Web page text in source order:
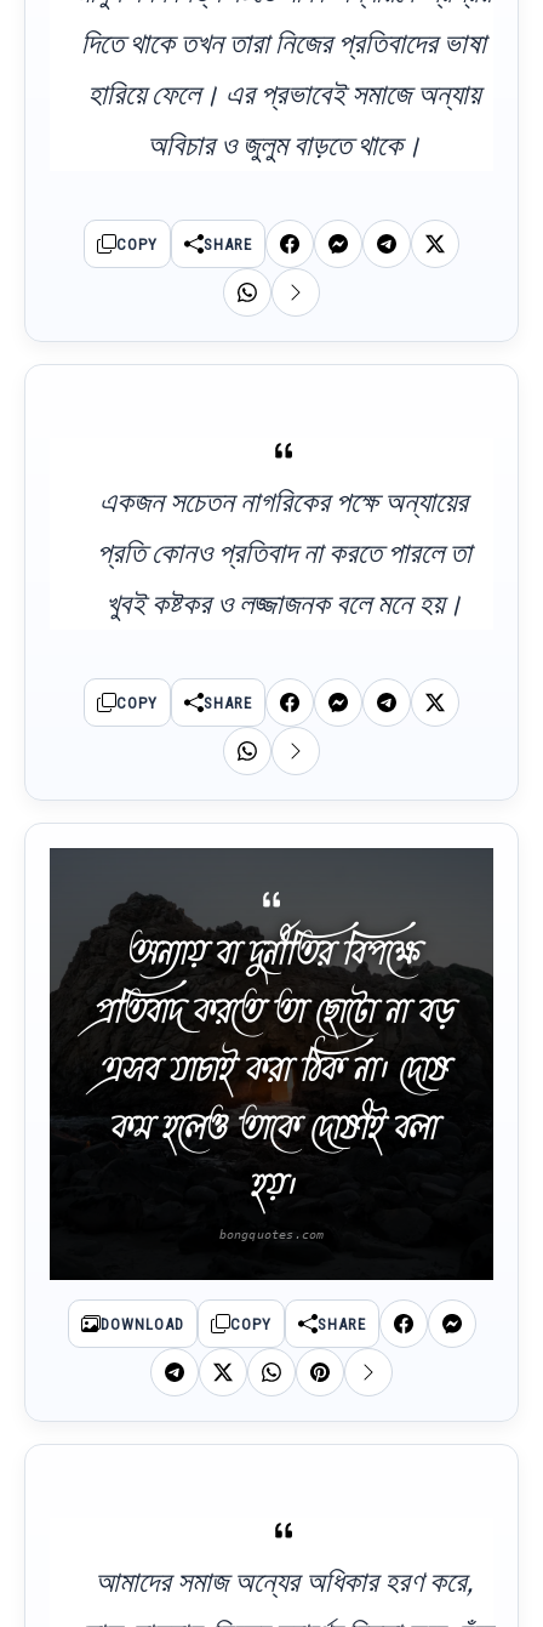
দিতে থাকে তখন তারা নিজের প্রতিবাদের ভাষা
হারিয়ে ফেলে। এর প্রভাবেই সমাজে অন্যায়
অবিচার ও জুলুম বাড়তে থাকে।
COPY SHARE
একজন সচেতন নাগরিকের পক্ষে অন্যায়ের
প্রতি কোনও প্রতিবাদ না করতে পারলে তা
খুবই কষ্টকর ও লজ্জাজনক বলে মনে হয়।
COPY SHARE
অন্যায় বা দুর্নীতির বিপক্ষে
প্রতিবাদ করতে তা ছোটো না বড়
এসব যাচাই করা ঠিক না। দোষ
কম হলেও তাকে দোষীই বলা
হয়।
DOWNLOAD COPY SHARE
আমাদের সমাজ অন্যের অধিকার হরণ করে,